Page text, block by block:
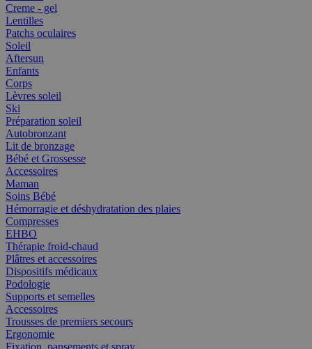
Creme - gel
Lentilles
Patchs oculaires
Soleil
Aftersun
Enfants
Corps
Lèvres soleil
Ski
Préparation soleil
Autobronzant
Lit de bronzage
Bébé et Grossesse
Accessoires
Maman
Soins Bébé
Hémorragie et déshydratation des plaies
Compresses
EHBO
Thérapie froid-chaud
Plâtres et accessoires
Dispositifs médicaux
Podologie
Supports et semelles
Accessoires
Trousses de premiers secours
Ergonomie